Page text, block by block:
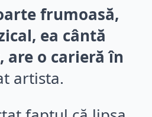
frumoasă,
ea cântă
o carieră în
artista.